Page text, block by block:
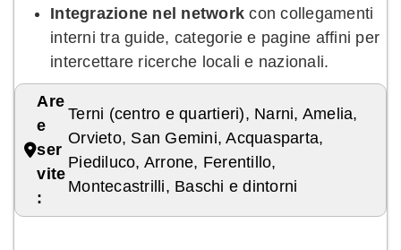
Integrazione nel network con collegamenti
interni tra guide, categorie e pagine affini per
intercettare ricerche locali e nazionali.
Are
e
ser
vite
:
Terni (centro e quartieri), Narni, Amelia,
Orvieto, San Gemini, Acquasparta,
Piediluco, Arrone, Ferentillo,
Montecastrilli, Baschi e dintorni